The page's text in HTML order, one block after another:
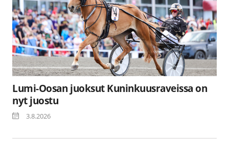
Lumi-Oosan juoksut Kuninkuusraveissa on
nyt juostu
3.8.2026